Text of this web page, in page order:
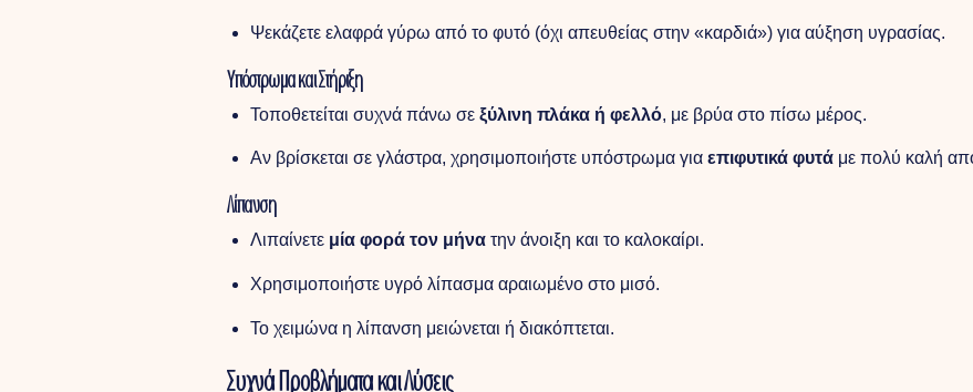
Ψεκάζετε ελαφρά γύρω από το φυτό (όχι απευθείας στην «καρδιά») για αύξηση υγρασίας.
Υπόστρωμα και Στήριξη
Τοποθετείται συχνά πάνω σε ξύλινη πλάκα ή φελλό, με βρύα στο πίσω μέρος.
Αν βρίσκεται σε γλάστρα, χρησιμοποιήστε υπόστρωμα για επιφυτικά φυτάμε πολύ καλή
Λίπανση
Λιπαίνετε μία φορά τον μήνατην άνοιξη και το καλοκαίρι.
Χρησιμοποιήστε υγρό λίπασμα αραιωμένο στο μισό.
Το χειμώνα η λίπανση μειώνεται ή διακόπτεται.
Συχνά Προβλήματα και Λύσεις